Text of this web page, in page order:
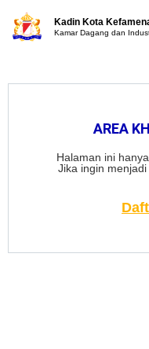
Kadin Kota
Kamar Dagang dan
AREA
Halaman ini
Jika ingin